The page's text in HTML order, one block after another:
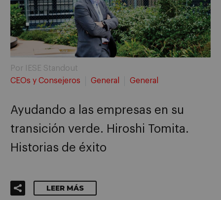
Por IESE Standout
CEOs y Consejeros
General General
Ayudando a las empresas en su
transición verde. Hiroshi Tomita.
Historias de éxito
LEER MÁS